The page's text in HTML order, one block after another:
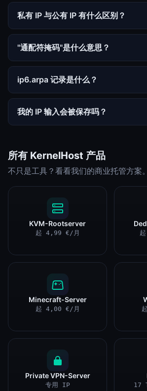
私有 IP 与公有 IP 有什么区别？
"通配符掩码"是什么意思？
ip6.arpa 记录是什么？
我的 IP 输入会被保存吗？
所有 KernelHost 产品
不只是工具？看看我们的商业托管方案。
KVM-Rootserver
起 4,99 €/月
Minecraft-Server
起 4,00 €/月
Private VPN-Server
专用 IP 17